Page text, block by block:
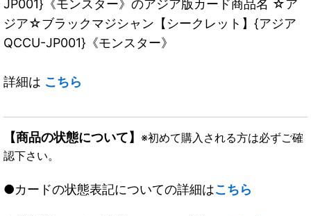
JP001}《モンスター》のアジア版カード商品名 ☆ア
ジア☆ブラックマジシャン【シークレット】{アジア
QCCU-JP001}《モンスター》
詳細は こちら
【商品の状態について】 ※初めて購入される方は必ずご確
認下さい。
●カードの状態表記についての詳細はこちら